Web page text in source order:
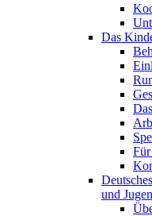
Das
und